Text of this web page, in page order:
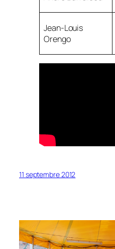
Jean-Louis
Orengo
11 septembre 2012